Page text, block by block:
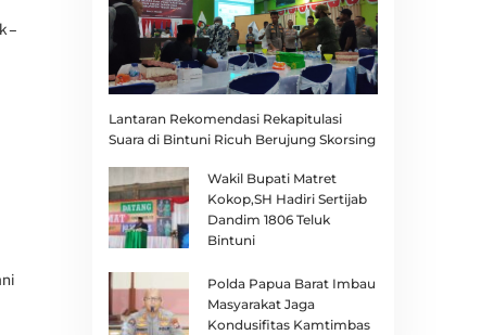
–
Lantaran Rekomendasi Rekapitulasi
Suara di Bintuni Ricuh Berujung Skorsing
Wakil Bupati Matret
Kokop,SH Hadiri Sertijab
Dandim 1806 Teluk
Bintuni
Polda Papua Barat Imbau
Masyarakat Jaga
Kondusifitas Kamtimbas